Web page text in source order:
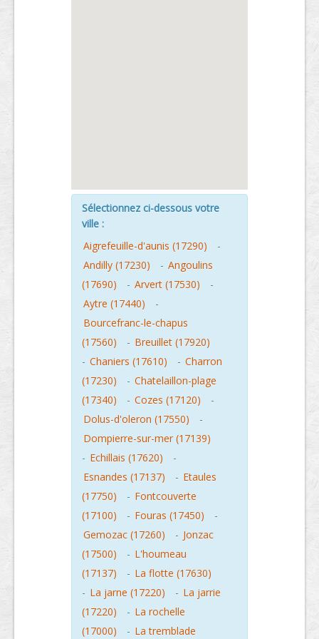
Sélectionnez ci-dessous votre
ville :
Aigrefeuille-d'aunis (17290)
-
Andilly (17230)
- Angoulins
(17690)
- Arvert (17530)
-
Aytre (17440)
-
Bourcefranc-le-chapus
(17560)
- Breuillet (17920)
- Chaniers (17610) - Charron
(17230)
- Chatelaillon-plage
(17340)
- Cozes (17120)
-
Dolus-d'oleron (17550)
-
Dompierre-sur-mer (17139)
- Echillais (17620)
-
Esnandes (17137)
- Etaules
(17750)
- Fontcouverte
(17100)
- Fouras (17450)
-
Gemozac (17260)
- Jonzac
(17500)
- L'houmeau
(17137)
- La flotte (17630)
- La jarne (17220) - La jarrie
(17220)
- La rochelle
(17000)
- La tremblade